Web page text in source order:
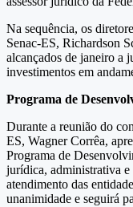
Na sequência, os
Senac-ES, Richardson
alcançados de janeiro a
investimentos em
Programa de
Durante a reunião do
ES, Wagner Corrêa,
Programa de
jurídica, administrativa e
atendimento das
unanimidade e seguirá